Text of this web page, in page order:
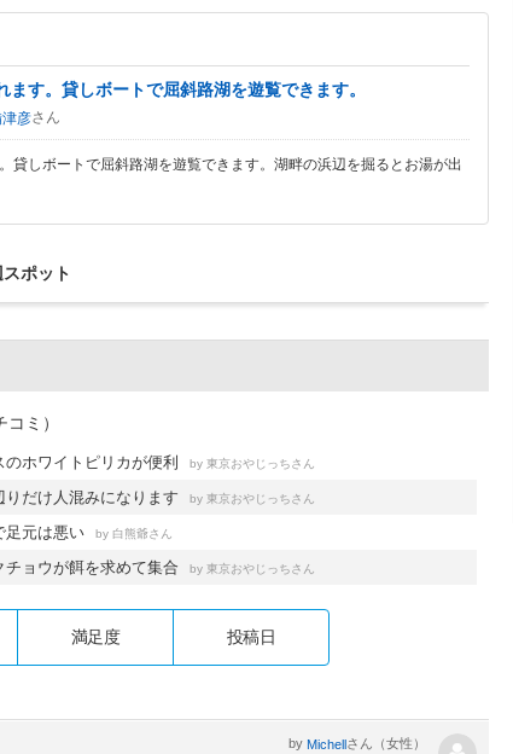
す。貸しボートで屈斜路湖を遊覧できます。
彦さん
貸しボートで屈斜路湖を遊覧できます。湖畔の浜辺を掘るとお湯が出
スポット
コミ）
のホワイトピリカが便利 by 東京おやじっちさん
りだけ人混みになります by 東京おやじっちさん
足元は悪い by 白熊爺さん
チョウが餌を求めて集合 by 東京おやじっちさん
満足度 投稿日
by Michellさん（女性）